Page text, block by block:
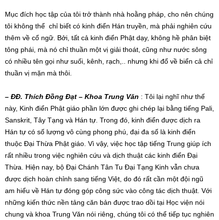
Mục đích học tập của tôi trở thành nhà hoằng pháp, cho nên chúng
tôi không thể chỉ biết có kinh điển Hán truyền, mà phải nghiên cứu
thêm về cổ ngữ. Bởi, tất cả kinh điển Phật dạy, không hề phân biệt
tông phái, mà nó chỉ thuần một vị giải thoát, cũng như nước sông
có nhiều tên gọi như suối, kênh, rạch,.. nhưng khi đổ về biển cả chỉ
thuần vị mặn mà thôi.
– ĐĐ. Thích Đồng Đạt – Khoa Trung Văn : Tôi lại nghĩ như thế
này, Kinh điển Phật giáo phần lớn được ghi chép lại bằng tiếng Pali,
Sanskrit, Tây Tạng và Hán tự. Trong đó, kinh điển được dịch ra
Hán tự có số lượng vô cùng phong phú, đại đa số là kinh điển
thuộc Đại Thừa Phật giáo. Vì vậy, việc học tập tiếng Trung giúp ích
rất nhiều trong việc nghiên cứu và dịch thuật các kinh điển Đại
Thừa. Hiện nay, bộ Đại Chánh Tân Tu Đại Tạng Kinh vẫn chưa
được dịch hoàn chỉnh sang tiếng Việt, do đó rất cần một đội ngũ
am hiểu về Hán tự đóng góp công sức vào công tác dịch thuật. Với
những kiến thức nền tảng căn bản được trao dồi tại Học viện nói
chung và khoa Trung Văn nói riêng, chúng tôi có thể tiếp tục nghiên